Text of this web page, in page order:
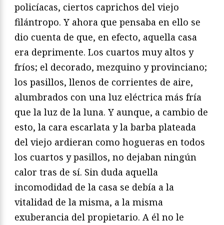
policíacas, ciertos caprichos del viejo
filántropo. Y ahora que pensaba en ello se
dio cuenta de que, en efecto, aquella casa
era deprimente. Los cuartos muy altos y
fríos; el decorado, mezquino y provinciano;
los pasillos, llenos de corrientes de aire,
alumbrados con una luz eléctrica más fría
que la luz de la luna. Y aunque, a cambio de
esto, la cara escarlata y la barba plateada
del viejo ardieran como hogueras en todos
los cuartos y pasillos, no dejaban ningún
calor tras de sí. Sin duda aquella
incomodidad de la casa se debía a la
vitalidad de la misma, a la misma
exuberancia del propietario. A él no le